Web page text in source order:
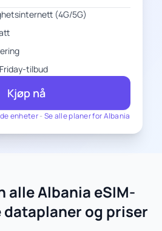
enheter- Se alle planer for Albania
(4G/5G)
tilbud
Kjøp nå
alle Albania eSIM-
dataplaner og priser